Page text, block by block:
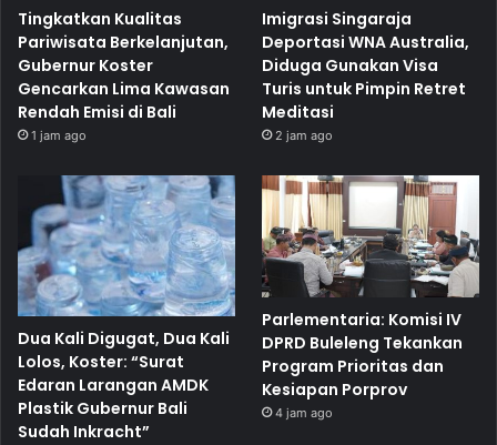
Tingkatkan Kualitas
Pariwisata Berkelanjutan,
Gubernur Koster
Gencarkan Lima Kawasan
Rendah Emisi di Bali
1 jam ago
Imigrasi Singaraja
Deportasi WNA Australia,
Diduga Gunakan Visa
Turis untuk Pimpin Retret
Meditasi
2 jam ago
Dua Kali Digugat, Dua Kali
Lolos, Koster: “Surat
Edaran Larangan AMDK
Plastik Gubernur Bali
Sudah Inkracht”
Parlementaria: Komisi IV
DPRD Buleleng Tekankan
Program Prioritas dan
Kesiapan Porprov
4 jam ago